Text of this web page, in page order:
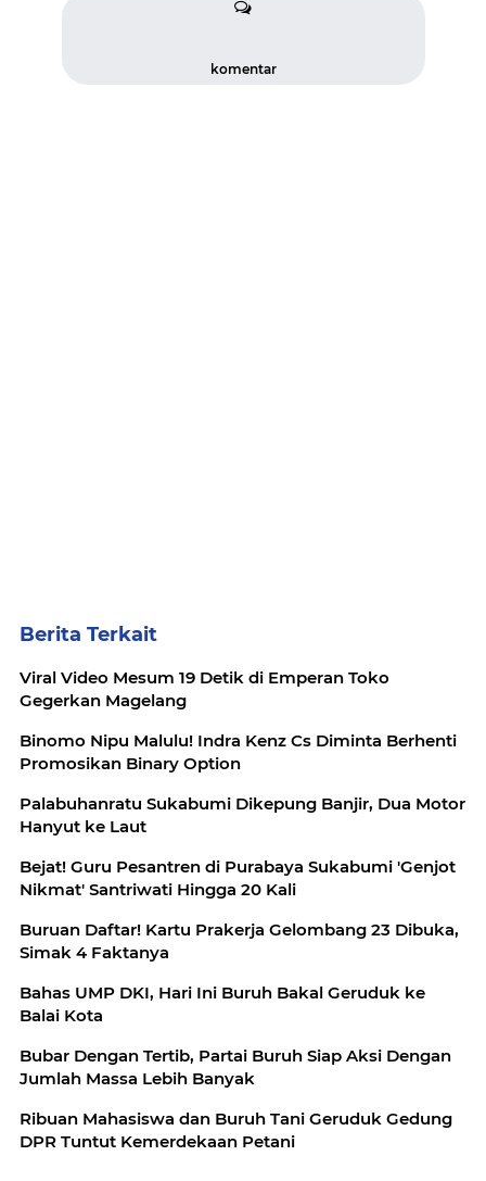
komentar
Berita Terkait
Viral Video Mesum 19 Detik di Emperan Toko
Gegerkan Magelang
Binomo Nipu Malulu! Indra Kenz Cs Diminta Berhenti
Promosikan Binary Option
Palabuhanratu Sukabumi Dikepung Banjir, Dua Motor
Hanyut ke Laut
Bejat! Guru Pesantren di Purabaya Sukabumi 'Genjot
Nikmat' Santriwati Hingga 20 Kali
Buruan Daftar! Kartu Prakerja Gelombang 23 Dibuka,
Simak 4 Faktanya
Bahas UMP DKI, Hari Ini Buruh Bakal Geruduk ke
Balai Kota
Bubar Dengan Tertib, Partai Buruh Siap Aksi Dengan
Jumlah Massa Lebih Banyak
Ribuan Mahasiswa dan Buruh Tani Geruduk Gedung
DPR Tuntut Kemerdekaan Petani